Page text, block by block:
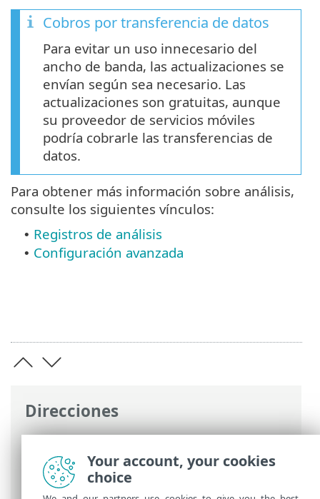
Direcciones
Ayuda en línea de ESET>ESET Mobile
Security >Trabajar con ESET Mobile
Security > Antivirus
Cobros por transferencia de datos
Para evitar un uso innecesario del
ancho de banda, las actualizaciones se
envían según sea necesario. Las
actualizaciones son gratuitas, aunque
su proveedor de servicios móviles
podría cobrarle las transferencias de
datos.
Para obtener más información sobre análisis,
consulte los siguientes vínculos:
• Registros de análisis
• Configuración avanzada
Your account, your cookies
choice